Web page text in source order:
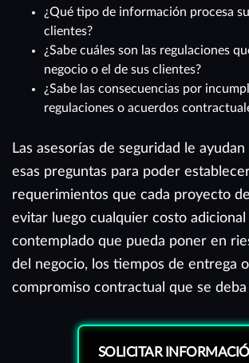
¿Qué tipo de información procesa
clientes?
¿Sabe cuáles son las regulaciones
negocio o el de sus clientes?
¿Sabe las consecuencias por
regulaciones o acuerdos
Las asesorías de seguridad le
esas preguntas para poder
requerimientos que cada proyecto
evitar luego cualquier costo adicional
contemplado que pueda poner en
del negocio, los tiempos de entrega
compromiso contractual que se
SOLICITAR